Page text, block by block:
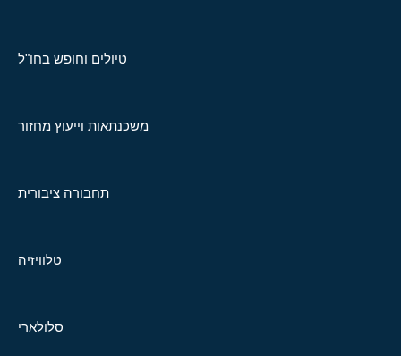
טיולים וחופש בחו"ל
משכנתאות וייעוץ מחזור
תחבורה ציבורית
טלוויזיה
סלולארי